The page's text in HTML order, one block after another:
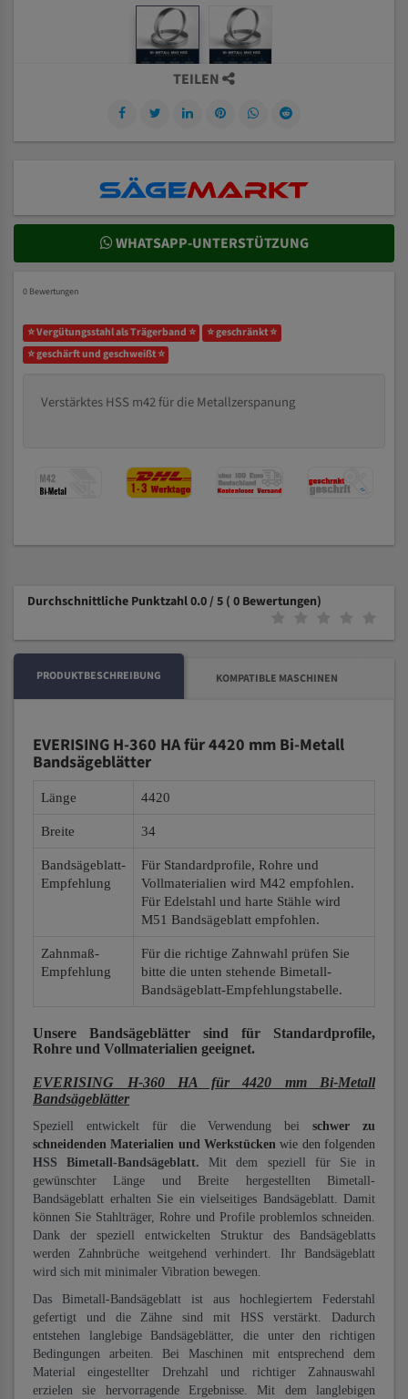
TEILEN
WHATSAPP-UNTERSTÜTZUNG
0 Bewertungen
⭐ Vergütungsstahl als Trägerband ⭐
⭐ geschränkt ⭐
⭐ geschärft und geschweißt ⭐
Verstärktes HSS m42 für die Metallzerspanung
Durchschnittliche Punktzahl 0.0 / 5 ( 0 Bewertungen)
PRODUKTBESCHREIBUNG KOMPATIBLE MASCHINEN
EVERISING H-360 HA für 4420 mm Bi-Metall
Bandsägeblätter
Länge 4420
Breite 34
Bandsägeblatt-
Empfehlung
Für Standardprofile, Rohre und
Vollmaterialien wird M42 empfohlen.
Für Edelstahl und harte Stähle wird
M51 Bandsägeblatt empfohlen.
Zahnmaß-
Empfehlung
Für die richtige Zahnwahl prüfen Sie
bitte die unten stehende Bimetall-
Bandsägeblatt-Empfehlungstabelle.
Unsere Bandsägeblätter sind für Standardprofile,
Rohre und Vollmaterialien geeignet.
EVERISING H-360 HA für 4420 mm Bi-Metall
Bandsägeblätter
Speziell entwickelt für die Verwendung beischwer zu
schneidenden Materialien und Werkstücken wie den folgenden
HSS Bimetall-Bandsägeblatt. Mit dem speziell für Sie in
gewünschter Länge und Breite hergestellten Bimetall-
Bandsägeblatt erhalten Sie ein vielseitiges Bandsägeblatt. Damit
können Sie Stahlträger, Rohre und Profile problemlos schneiden.
Dank der speziell entwickelten Struktur des Bandsägeblatts
werden Zahnbrüche weitgehend verhindert. Ihr Bandsägeblatt
wird sich mit minimaler Vibration bewegen.
Das Bimetall-Bandsägeblatt ist aus hochlegiertem Federstahl
gefertigt und die Zähne sind mit HSS verstärkt. Dadurch
entstehen langlebige Bandsägeblätter, die unter den richtigen
Bedingungen arbeiten. Bei Maschinen mit entsprechend dem
Material eingestellter Drehzahl und richtiger Zahnauswahl
erzielen sie hervorragende Ergebnisse. Mit dem langlebigen